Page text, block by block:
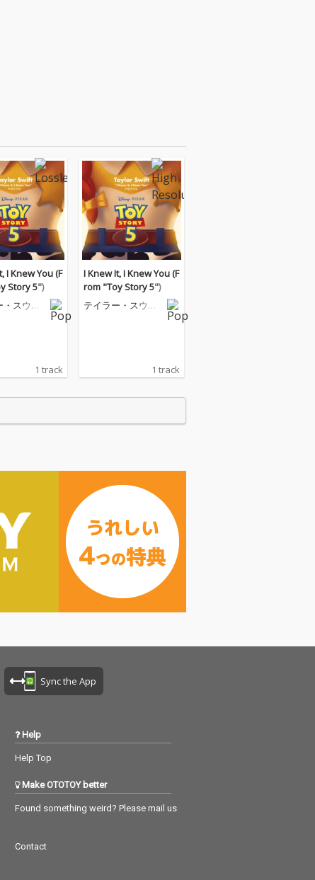
I Knew You (F
Story 5")
・スウィ
1 track
I Knew It, I Knew You (F
rom "Toy Story 5")
テイラー・スウィ
1 track
Sync the App
Help
Help Top
Make OTOTOY better
Found something weird? Please mail us
Contact